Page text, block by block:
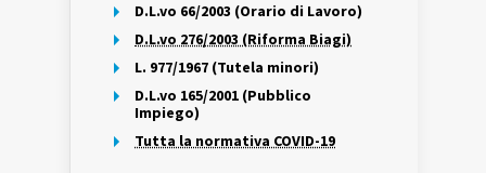
D.L.vo 66/2003 (Orario di Lavoro)
D.L.vo 276/2003 (Riforma Biagi)
L. 977/1967 (Tutela minori)
D.L.vo 165/2001 (Pubblico
Impiego)
Tutta la normativa COVID-19